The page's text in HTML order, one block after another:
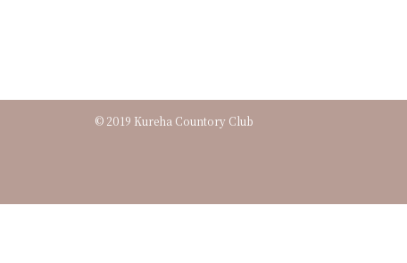
© 2019 Kureha Countory Club